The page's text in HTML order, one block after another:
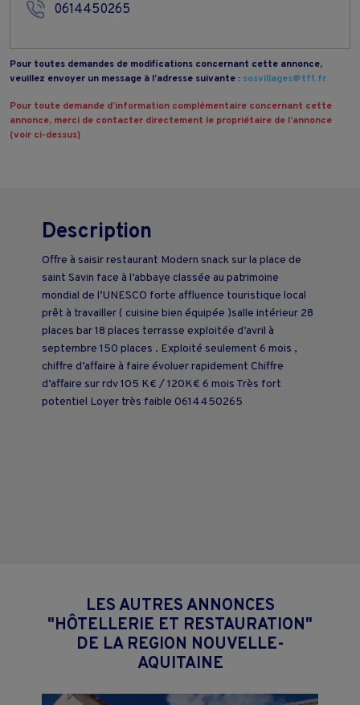
0614450265
Pour toutes demandes de modifications concernant cette annonce,
veuillez envoyer un message à l’adresse suivante : sosvillages@tf1.fr
Pour toute demande d’information complémentaire concernant cette
annonce, merci de contacter directement le propriétaire de l’annonce
(voir ci-dessus)
Description
Offre à saisir restaurant Modern snack sur la place de
saint Savin face à l’abbaye classée au patrimoine
mondial de l’UNESCO forte affluence touristique local
prêt à travailler ( cuisine bien équipée )salle intérieur 28
places bar 18 places terrasse exploitée d’avril à
septembre 150 places . Exploité seulement 6 mois ,
chiffre d’affaire à faire évoluer rapidement Chiffre
d’affaire sur rdv 105 K€ / 120K€ 6 mois Très fort
potentiel Loyer très faible 0614450265
LES AUTRES ANNONCES
"HÔTELLERIE ET RESTAURATION"
DE LA REGION NOUVELLE-
AQUITAINE